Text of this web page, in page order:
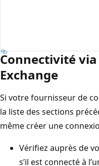
Connectivité
Exchange
Si votre fournisseur de
la liste des sections
même créer une
Vérifiez auprès de
s’il est connecté à